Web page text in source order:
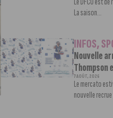
La saison...
INFOS,
Nouvelle
Thompson
7 AOÛT, 2026
Le mercato
nouvelle